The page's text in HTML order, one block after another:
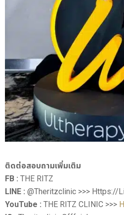
ติดต่อสอบถามเพิ่มเติม
FB : THE RITZ
LINE : @theritzclinic >>> Https://
YouTube : THE RITZ CLINIC >>>